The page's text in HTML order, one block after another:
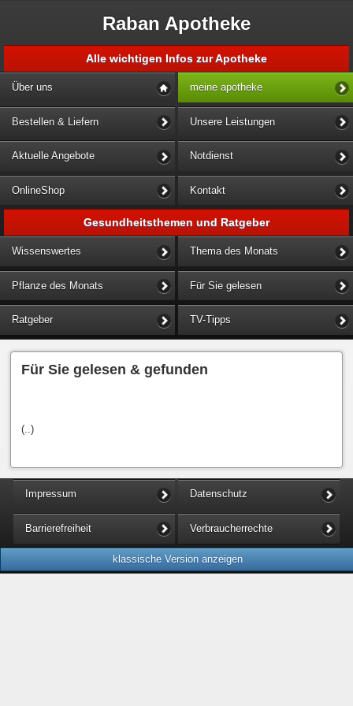
Raban Apotheke
Alle wichtigen Infos zur Apotheke
Über uns meine apotheke
Bestellen & Liefern Unsere Leistungen
Aktuelle Angebote Notdienst
OnlineShop Kontakt
Gesundheitsthemen und Ratgeber
Wissenswertes Thema des Monats
Pflanze des Monats Für Sie gelesen
Ratgeber TV-Tipps
Für Sie gelesen & gefunden
(..)
Impressum Datenschutz
Barrierefreiheit Verbraucherrechte
klassische Version anzeigen